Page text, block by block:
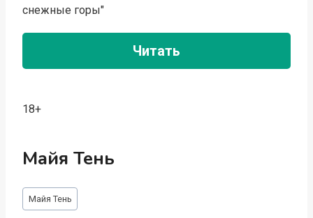
снежные горы"
Читать
18+
Майя Тень
Метки
записи:
Майя Тень